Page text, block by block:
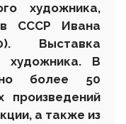
художника,
СССР Ивана
Выставка
художника. В
более 50
произведений
а также из